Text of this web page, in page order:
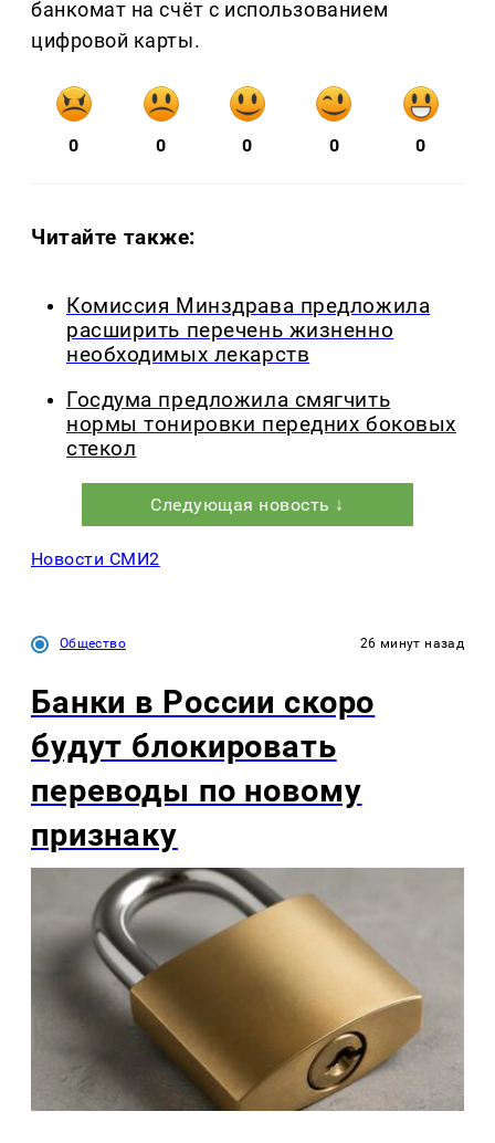
банкомат на счёт с использованием
цифровой карты.
0 0 0 0 0
Читайте также:
Комиссия Минздрава предложила
расширить перечень жизненно
необходимых лекарств
Госдума предложила смягчить
нормы тонировки передних боковых
стекол
Следующая новость ↓
Новости СМИ2
Общество 26 минут назад
Банки в России скоро
будут блокировать
переводы по новому
признаку